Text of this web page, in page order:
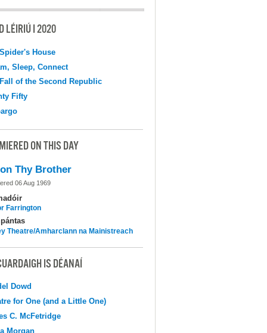
LÉIRIÚ I 2020
House
Sleep, Connect
of the Second Republic
Fifty
ON THIS DAY
Thy Brother
06 Aug 1969
Farrington
Theatre/Amharclann na Mainistreach
IS DÉANAÍ
Dowd
for One (and a Little One)
C. McFetridge
Morgan